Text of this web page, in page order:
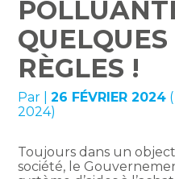
RÈGLES !
Par |26 FÉVRIER 2024
2024)
Toujours dans un
société, le